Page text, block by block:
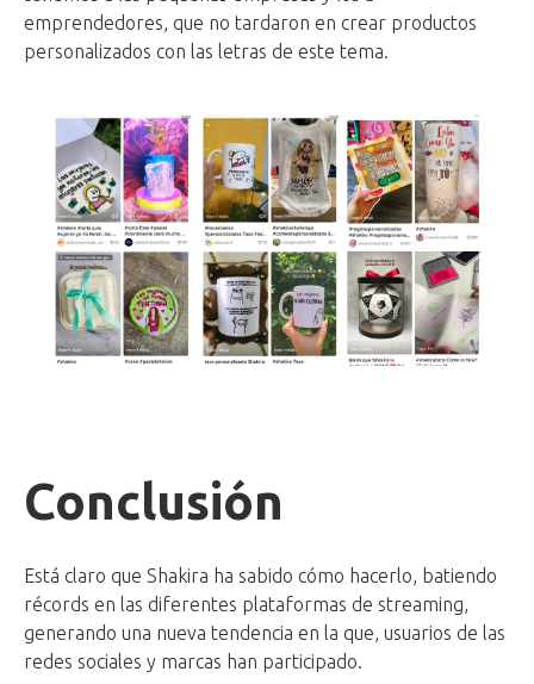
emprendedores, que no tardaron en crear productos
personalizados con las letras de este tema.
Conclusión
Está claro que Shakira ha sabido cómo hacerlo, batiendo
récords en las diferentes plataformas de streaming,
generando una nueva tendencia en la que, usuarios de las
redes sociales y marcas han participado.